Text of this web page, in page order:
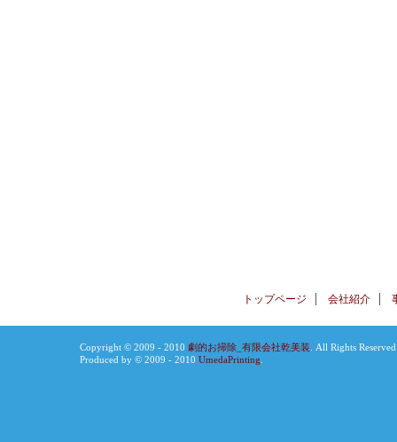
トップページ 会社紹介
Copyright © 2009 - 2010 劇的お掃除_有限会社乾美装 . All Rights
Produced by © 2009 - 2010 UmedaPrinting